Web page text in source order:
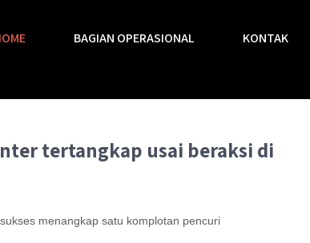
BAGIAN OPERASIONAL KONTAK
tertangkap usai beraksi di
menangkap satu komplotan pencuri